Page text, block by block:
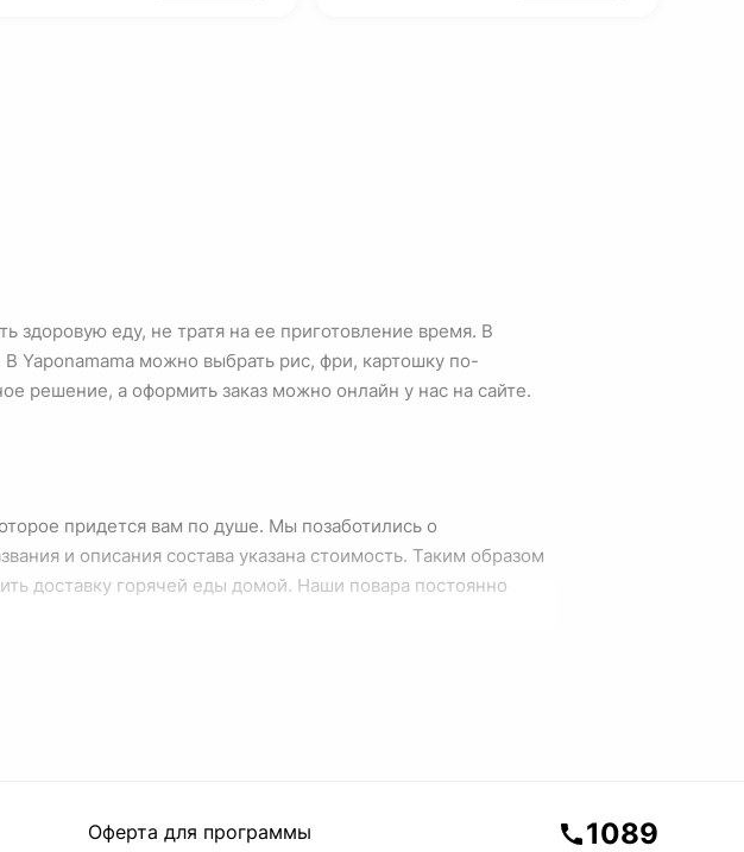
здоровую еду, не тратя на ее приготовление время. В
Yaponamama можно выбрать рис, фри, картошку по-
решение, а оформить заказ можно онлайн у нас на сайте.
придется вам по душе. Мы позаботились о
и описания состава указана стоимость. Таким образом
доставку горячей еды домой. Наши повара постоянно
Оферта для программы
1089